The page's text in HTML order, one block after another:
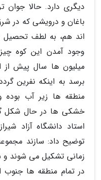
دیگری دارد. حالا
باغان و درویشی که در
اند هم، به لطف تحصیل
وجود آمدن این کوه
میلیون ها سال پیش از
برسد به اینکه نفرین
منطقه ها زیر آب بوده
خشکی ها در حال شکل
استاد دانشگاه آزاد
توضیح داد: سازند
زمانی تشکیل می شوند و